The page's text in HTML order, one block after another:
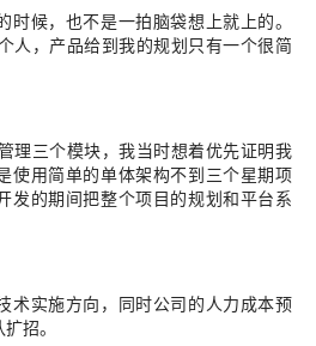
候，也不是一拍脑袋想上就上的。
人，产品给到我的规划只有一个很简
理三个模块，我当时想着优先证明我
使用简单的单体架构不到三个星期项
发的期间把整个项目的规划和平台系
术实施方向，同时公司的人力成本预
招。